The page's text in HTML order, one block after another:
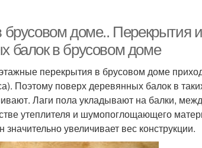
доме.. Перекрытия
балок в брусовом доме
перекрытия в брусовом доме
Поэтому поверх деревянных балок в
Лаги пола укладывают на балки,
утеплителя и шумопоглощающего
увеличивает вес конструкции.